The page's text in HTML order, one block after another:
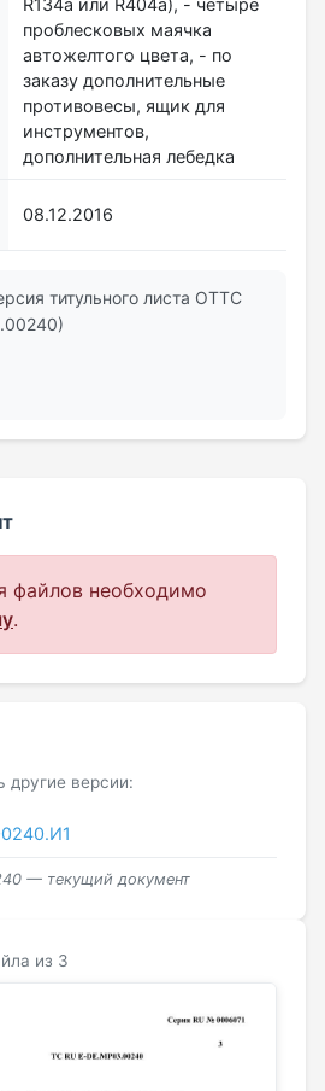
R134a или R404a), - четыре
проблесковых маячка
автожелтого цвета, - по
заказу дополнительные
противовесы, ящик для
инструментов,
дополнительная лебедка
08.12.2016
титульного листа ОТТС
файлов необходимо
.
другие версии:
— текущий документ
из 3